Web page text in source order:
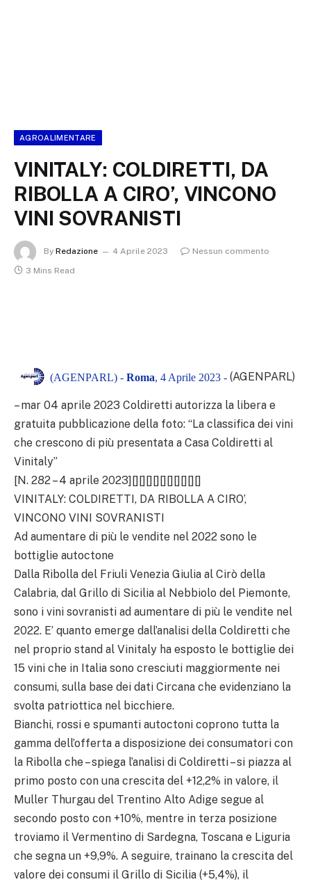
AGROALIMENTARE
VINITALY: COLDIRETTI, DA
RIBOLLA A CIRO’, VINCONO
VINI SOVRANISTI
By Redazione 4 Aprile 2023
Nessun commento
3 Mins Read
(AGENPARL) - Roma, 4 Aprile 2023 - (AGENPARL)
– mar 04 aprile 2023 Coldiretti autorizza la libera e
gratuita pubblicazione della foto: “La classifica dei vini
che crescono di più presentata a Casa Coldiretti al
Vinitaly”
[N. 282 – 4 aprile 2023][][][][][][][][][][]
VINITALY: COLDIRETTI, DA RIBOLLA A CIRO’,
VINCONO VINI SOVRANISTI
Ad aumentare di più le vendite nel 2022 sono le
bottiglie autoctone
Dalla Ribolla del Friuli Venezia Giulia al Cirò della
Calabria, dal Grillo di Sicilia al Nebbiolo del Piemonte,
sono i vini sovranisti ad aumentare di più le vendite nel
2022. E’ quanto emerge dall’analisi della Coldiretti che
nel proprio stand al Vinitaly ha esposto le bottiglie dei
15 vini che in Italia sono cresciuti maggiormente nei
consumi, sulla base dei dati Circana che evidenziano la
svolta patriottica nel bicchiere.
Bianchi, rossi e spumanti autoctoni coprono tutta la
gamma dell’offerta a disposizione dei consumatori con
la Ribolla che – spiega l’analisi di Coldiretti – si piazza al
primo posto con una crescita del +12,2% in valore, il
Muller Thurgau del Trentino Alto Adige segue al
secondo posto con +10%, mentre in terza posizione
troviamo il Vermentino di Sardegna, Toscana e Liguria
che segna un +9,9%. A seguire, trainano la crescita del
valore dei consumi il Grillo di Sicilia (+5,4%), il